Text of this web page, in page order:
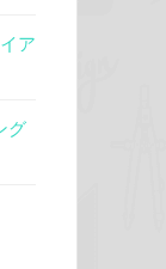
ア
グ